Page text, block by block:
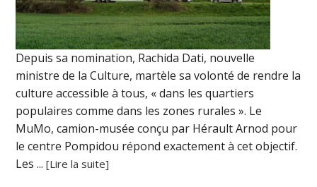
Depuis sa nomination, Rachida Dati, nouvelle
ministre de la Culture, martèle sa volonté de rendre la
culture accessible à tous, « dans les quartiers
populaires comme dans les zones rurales ». Le
MuMo, camion-musée conçu par Hérault Arnod pour
le centre Pompidou répond exactement à cet objectif.
Les ...[Lire la suite]